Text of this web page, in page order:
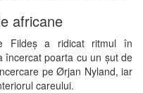
africane
Fildeș a ridicat ritmul în
încercat poarta cu un șut de
pe Ørjan Nyland, iar
careului.